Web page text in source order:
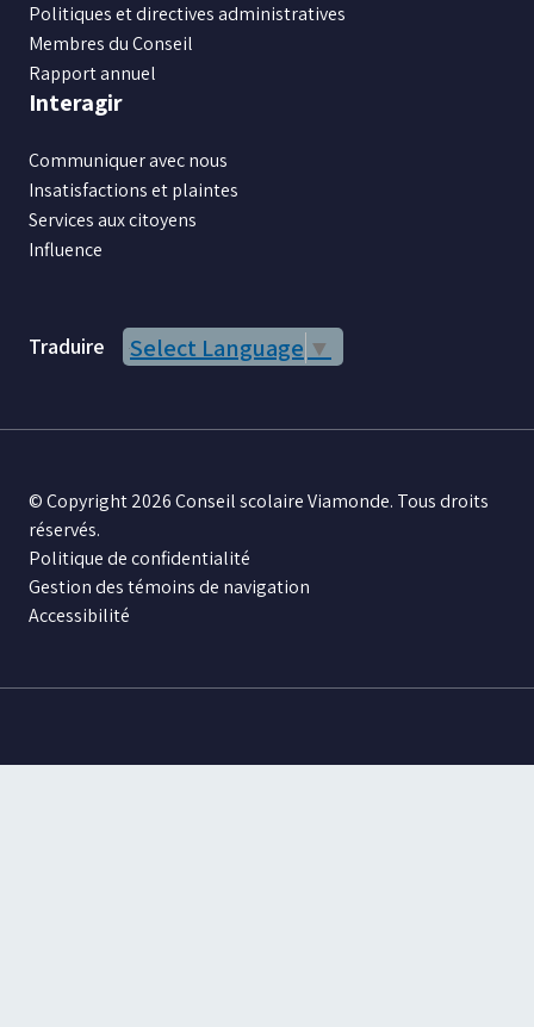
Politiques et directives administratives
Membres du Conseil
Rapport annuel
Interagir
Communiquer avec nous
Insatisfactions et plaintes
Services aux citoyens
Influence
Traduire Select Language ▼
© Copyright 2026 Conseil scolaire Viamonde. Tous droits
réservés.
Politique de confidentialité
Gestion des témoins de navigation
Accessibilité